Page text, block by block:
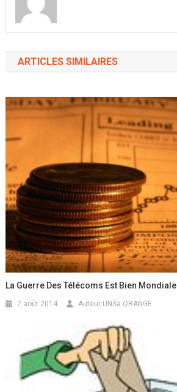
ARTICLES SIMILAIRES
La Guerre Des Télécoms Est Bien Mondiale
7 août 2014 Auteur UNSa ORANGE